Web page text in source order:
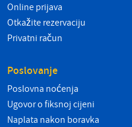
Online prijava
Otkažite rezervaciju
Privatni račun
Poslovanje
Poslovna noćenja
Ugovor o fiksnoj cijeni
Naplata nakon boravka